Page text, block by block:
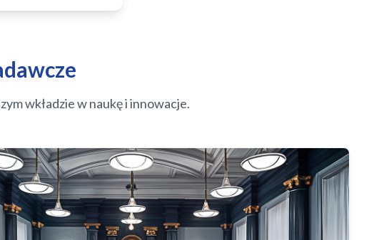
wkładzie w naukę i innowacje.